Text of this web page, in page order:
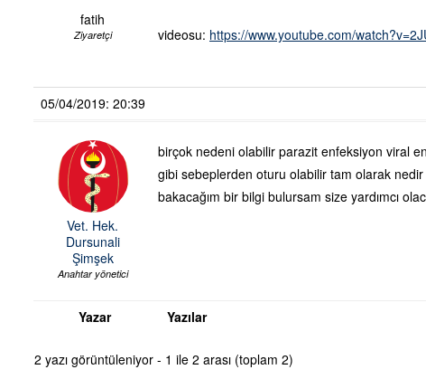
fatih
Ziyaretçi videosu: https://www.youtube.com/
05/04/2019: 20:39
Vet. Hek.
Dursunali
Şimşek
Anahtar yönetici
birçok nedeni olabilir parazit enfeksiyon viral
gibi sebeplerden oturu olabilir tam olarak
bakacağım bir bilgi bulursam size yardımcı
Yazar Yazılar
2 yazı görüntüleniyor - 1 ile 2 arası (toplam 2)